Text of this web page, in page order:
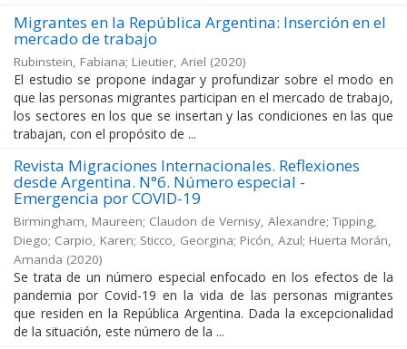
Migrantes en la República Argentina: Inserción en el
mercado de trabajo
Rubinstein, Fabiana; Lieutier, Ariel (2020)
El estudio se propone indagar y profundizar sobre el modo en
que las personas migrantes participan en el mercado de trabajo,
los sectores en los que se insertan y las condiciones en las que
trabajan, con el propósito de ...
Revista Migraciones Internacionales. Reflexiones
desde Argentina. N°6. Número especial -
Emergencia por COVID-19
Birmingham, Maureen; Claudon de Vernisy, Alexandre; Tipping,
Diego; Carpio, Karen; Sticco, Georgina; Picón, Azul; Huerta Morán,
Amanda (2020)
Se trata de un número especial enfocado en los efectos de la
pandemia por Covid-19 en la vida de las personas migrantes
que residen en la República Argentina. Dada la excepcionalidad
de la situación, este número de la ...